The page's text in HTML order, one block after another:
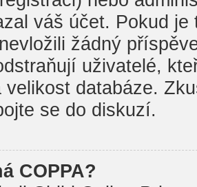
váš účet. Pokud
žádný
uživatelé,
velikost databáze.
se do diskuzí.
COPPA?